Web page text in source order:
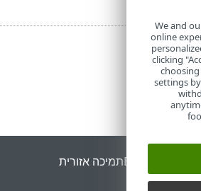
ESET Statusתמיכה אזורית
We and
online
clicking
settings